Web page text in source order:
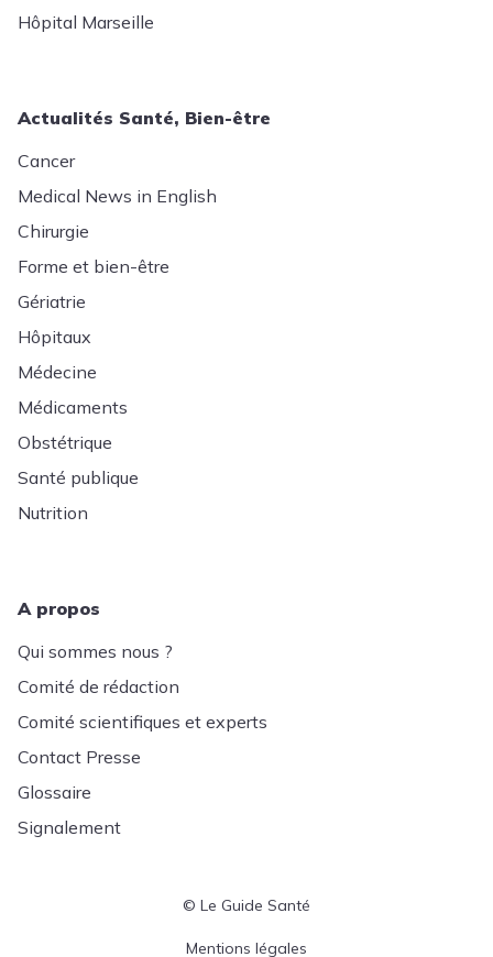
Hôpital Marseille
Actualités Santé, Bien-être
Cancer
Medical News in English
Chirurgie
Forme et bien-être
Gériatrie
Hôpitaux
Médecine
Médicaments
Obstétrique
Santé publique
Nutrition
A propos
Qui sommes nous ?
Comité de rédaction
Comité scientifiques et experts
Contact Presse
Glossaire
Signalement
© Le Guide Santé
Menu Pied de page
Mentions légales